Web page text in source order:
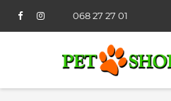
068 27 27 01